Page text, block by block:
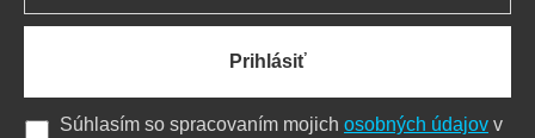
Prihlásiť
Súhlasím so spracovaním mojich osobných údajov v